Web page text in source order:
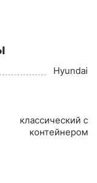
Hyundai
классический с
контейнером